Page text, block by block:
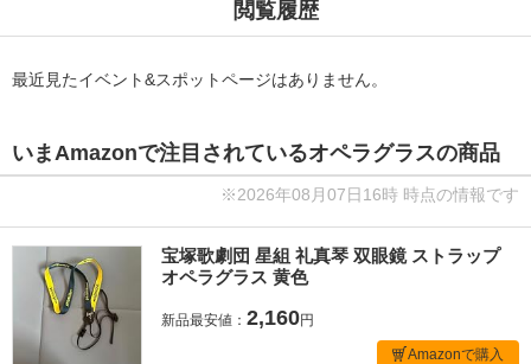
閲覧履歴
最近見たイベント&スポットページはありません。
いまAmazonで注目されているオペラグラスの商品
※2026年08月07日16時 時点の情報です
宝塚歌劇団 星組 礼真琴 双眼鏡 ストラップ
オペラグラス 黄色
新品最安値： 2,160円
Amazonで購入